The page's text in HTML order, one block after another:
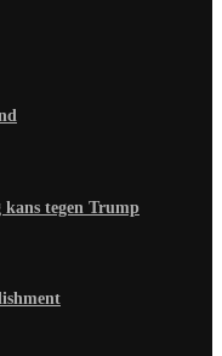
tegen Trump